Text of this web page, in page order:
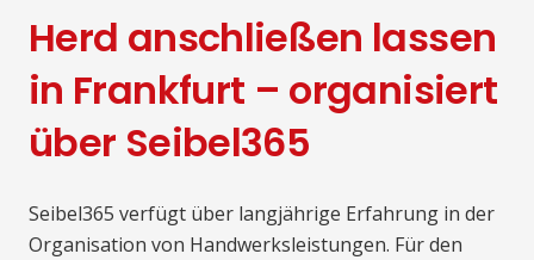
Herd anschließen lassen
in Frankfurt – organisiert
über Seibel365
Seibel365 verfügt über langjährige Erfahrung in der
Organisation von Handwerksleistungen. Für den